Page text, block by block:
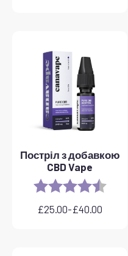
Постріл з добавкою
CBD Vape
Rating: 4.8
£25.00-£40.00
Діапазон